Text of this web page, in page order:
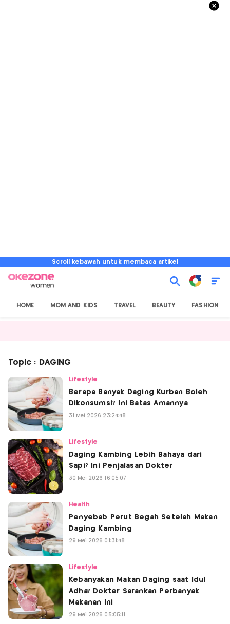
Scroll kebawah untuk membaca artikel
HOME MOM AND KIDS TRAVEL BEAUTY FASHION
Topic : DAGING
Lifestyle
Berapa Banyak Daging Kurban Boleh
Dikonsumsi? Ini Batas Amannya
31 Mei 2026 23:24:48
Lifestyle
Daging Kambing Lebih Bahaya dari
Sapi? Ini Penjalasan Dokter
30 Mei 2026 16:05:07
Health
Penyebab Perut Begah Setelah Makan
Daging Kambing
29 Mei 2026 01:31:48
Lifestyle
Kebanyakan Makan Daging saat Idul
Adha? Dokter Sarankan Perbanyak
Makanan Ini
29 Mei 2026 05:05:11